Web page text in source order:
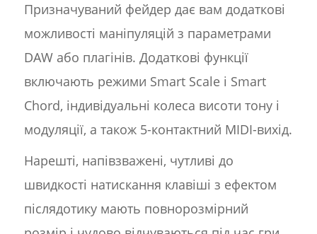
Призначуваний фейдер дає вам додаткові
можливості маніпуляцій з параметрами
DAW або плагінів. Додаткові функції
включають режими Smart Scale і Smart
Chord, індивідуальні колеса висоти тону і
модуляції, а також 5-контактний MIDI-вихід.
Нарешті, напівзважені, чутливі до
швидкості натискання клавіші з ефектом
післядотику мають повнорозмірний